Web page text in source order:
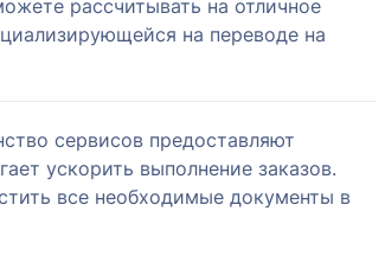
рассчитывать на отличное
на переводе на
сервисов предоставляют
ускорить выполнение заказов.
все необходимые документы в